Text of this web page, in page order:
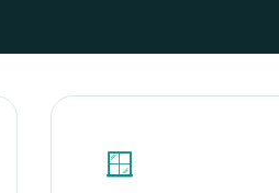
🪟